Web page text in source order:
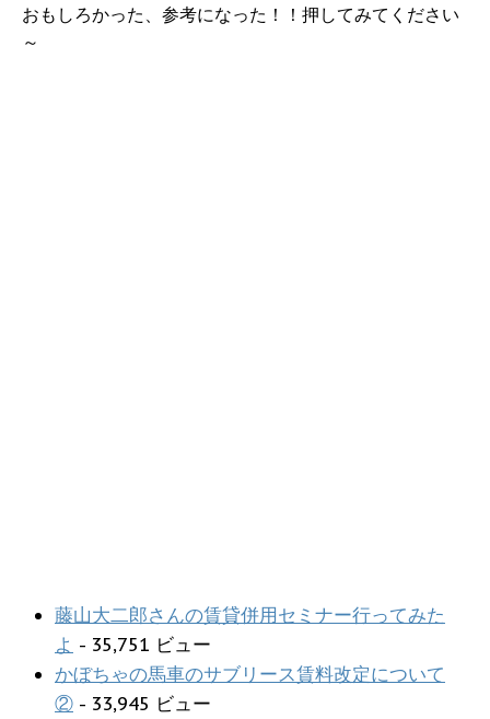
おもしろかった、参考になった！！押してみてください
～
藤山大二郎さんの賃貸併用セミナー行ってみた
よ - 35,751 ビュー
かぼちゃの馬車のサブリース賃料改定について
② - 33,945 ビュー